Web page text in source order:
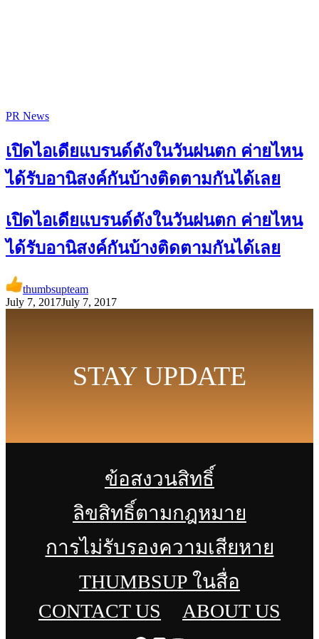
PR News
เปิดไอเดียแบรนด์ดังในวันฝนตก ค่ายไหน
ได้รับอานิสงค์กันบ้างติดตามกันได้เลย
เปิดไอเดียแบรนด์ดังในวันฝนตก ค่ายไหน
ได้รับอานิสงค์กันบ้างติดตามกันได้เลย
thumbsupteam
July 7, 2017July 7, 2017
STAY UPDATE
ข้อสงวนสิทธิ์
ลิขสิทธิ์ตามกฎหมาย
การไม่รับรองความเสียหาย
THUMBSUP ในสื่อ
CONTACT US
ABOUT US